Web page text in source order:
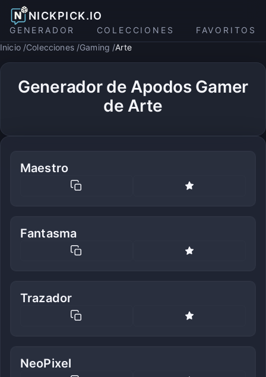
NICKPICK.IO
GENERADOR COLECCIONES
FAVORITOS
Inicio Colecciones Gaming Arte
Generador de Apodos Gamer
de Arte
Maestro
Fantasma
Trazador
NeoPixel